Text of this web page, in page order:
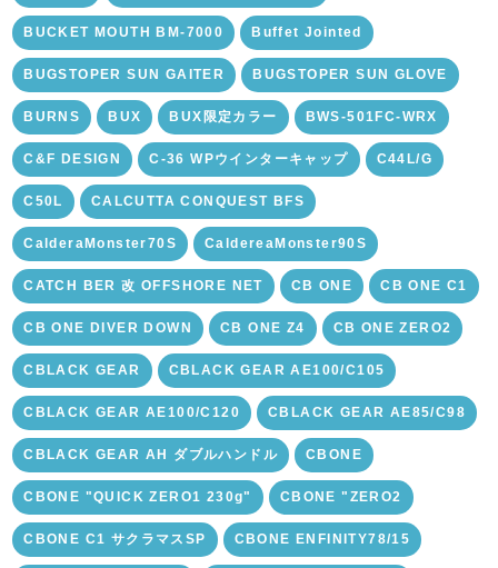
BUCKET MOUTH BM-7000 Buffet Jointed
BUGSTOPER SUN GAITER BUGSTOPER SUN GLOVE
BURNS BUX BUX限定カラー BWS-501FC-WRX
C&F DESIGN C-36 WPウインターキャップ C44L/G
C50L CALCUTTA CONQUEST BFS
CalderaMonster70S CaldereaMonster90S
CATCH BER 改 OFFSHORE NET CB ONE CB ONE C1
CB ONE DIVER DOWN CB ONE Z4 CB ONE ZERO2
CBLACK GEAR CBLACK GEAR AE100/C105
CBLACK GEAR AE100/C120 CBLACK GEAR AE85/C98
CBLACK GEAR AH ダブルハンドル CBONE
CBONE "QUICK ZERO1 230g" CBONE "ZERO2
CBONE C1 サクラマスSP CBONE ENFINITY78/15